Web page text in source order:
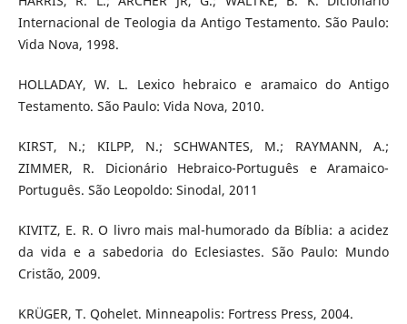
Internacional de Teologia da Antigo Testamento. São Paulo:
Vida Nova, 1998.
HOLLADAY, W. L. Lexico hebraico e aramaico do Antigo
Testamento. São Paulo: Vida Nova, 2010.
KIRST, N.; KILPP, N.; SCHWANTES, M.; RAYMANN, A.;
ZIMMER, R. Dicionário Hebraico-Português e Aramaico-
Português. São Leopoldo: Sinodal, 2011
KIVITZ, E. R. O livro mais mal-humorado da Bíblia: a acidez
da vida e a sabedoria do Eclesiastes. São Paulo: Mundo
Cristão, 2009.
KRÜGER, T. Qohelet. Minneapolis: Fortress Press, 2004.